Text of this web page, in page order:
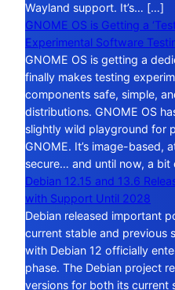
Wayland support. It’s… […]
GNOME OS is Getting a
Experimental Software
GNOME OS is getting a
finally makes testing
components safe, simple,
distributions. GNOME OS
slightly wild playground for
GNOME. It’s image-based,
secure… and until now, a
Debian 12.15 and 13.6
with Support Until 2028
Debian released important
current stable and previous
with Debian 12 officially
phase. The Debian project
versions for both its current